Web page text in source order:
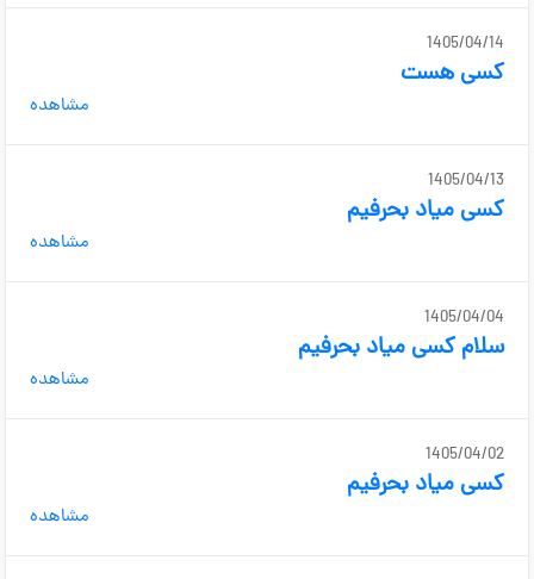
1405/04/14
کسی هست
مشاهده
1405/04/13
کسی میاد بحرفیم
مشاهده
1405/04/04
سلام کسی میاد بحرفیم
مشاهده
1405/04/02
کسی میاد بحرفیم
مشاهده